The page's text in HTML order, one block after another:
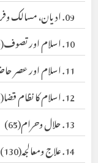
09. ادیان، مسالک وفرق
10. اسلام اور تصوف
(489)
11. اسلام اور عصر حاضر
12. اسلام کا نظام قضا
(65)
13. حلال وحرام
(65)
14. علاج ومعالجہ
(130)